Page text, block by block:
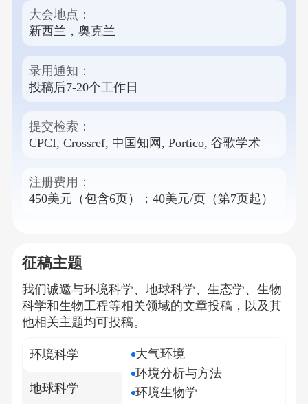
收录于CPCI、Crossref、中国知网、Portico和谷歌学
术等多个权威数据库。 我们诚邀各界专家学者积极
对环境工程、生物学和环境可持续性做出重大贡
献。请注意，正常投稿截止日期为2025年6月9日。
大会地点：
新西兰，奥克兰
录用通知：
投稿后7-20个工作日
提交检索：
CPCI, Crossref, 中国知网, Portico, 谷歌学术
注册费用：
450美元（包含6页）；40美元/页（第7页起）
征稿主题
我们诚邀与环境科学、地球科学、生态学、生物
科学和生物工程等相关领域的文章投稿，以及其
他相关主题均可投稿。
环境科学
地球科学
大气环境
环境分析与方法
环境生物学